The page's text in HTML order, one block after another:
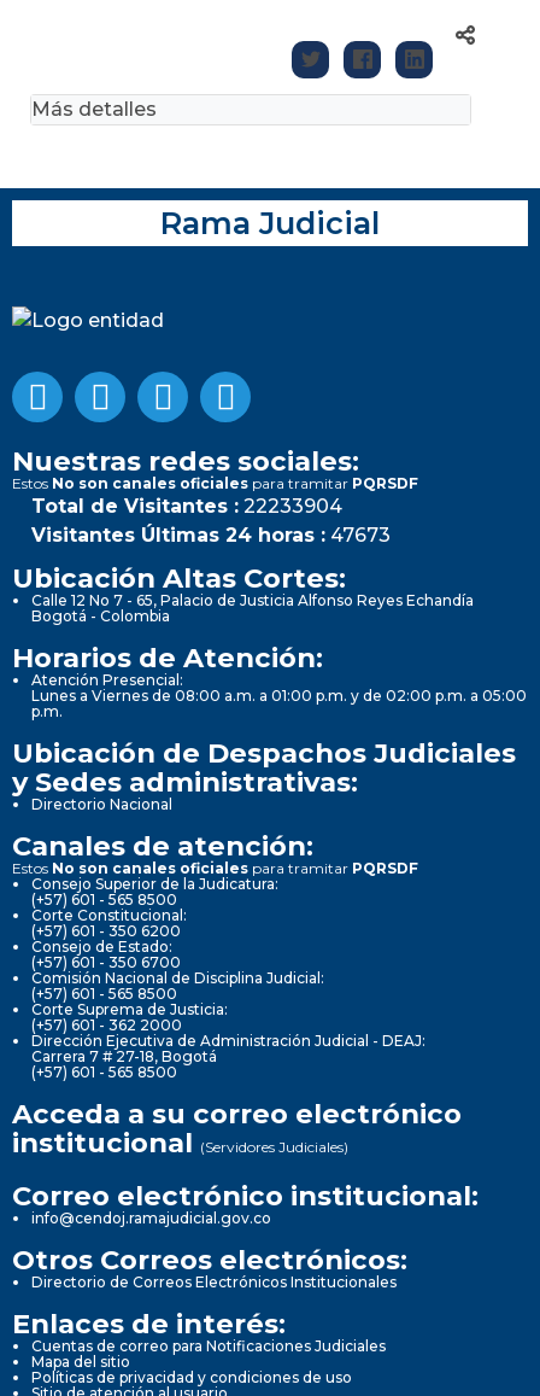
Más detalles
Rama Judicial
Nuestras redes sociales:
Estos No son canales oficiales para tramitar PQRSDF
Total de Visitantes : 22233904
Visitantes Últimas 24 horas : 47673
Ubicación Altas Cortes:
Calle 12 No 7 - 65, Palacio de Justicia Alfonso Reyes Echandía
Bogotá - Colombia
Horarios de Atención:
Atención Presencial:
Lunes a Viernes de 08:00 a.m. a 01:00 p.m. y de 02:00 p.m. a 05:00
p.m.
Ubicación de Despachos Judiciales
y Sedes administrativas:
Directorio Nacional
Canales de atención:
Estos No son canales oficiales para tramitar PQRSDF
Consejo Superior de la Judicatura:
(+57) 601 - 565 8500
Corte Constitucional:
(+57) 601 - 350 6200
Consejo de Estado:
(+57) 601 - 350 6700
Comisión Nacional de Disciplina Judicial:
(+57) 601 - 565 8500
Corte Suprema de Justicia:
(+57) 601 - 362 2000
Dirección Ejecutiva de Administración Judicial - DEAJ:
Carrera 7 # 27-18, Bogotá
(+57) 601 - 565 8500
Acceda a su correo electrónico
institucional (Servidores Judiciales)
Correo electrónico institucional:
info@cendoj.ramajudicial.gov.co
Otros Correos electrónicos:
Directorio de Correos Electrónicos Institucionales
Enlaces de interés:
Cuentas de correo para Notificaciones Judiciales
Mapa del sitio
Políticas de privacidad y condiciones de uso